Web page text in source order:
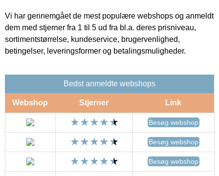
Vi har gennemgået de mest populære webshops og anmeldt
dem med stjerner fra 1 til 5 ud fra bl.a. deres prisniveau,
sortimentstørrelse, kundeservice, brugervenlighed,
betingelser, leveringsformer og betalingsmuligheder.
Bedst anmeldte webshops
Webshop Stjerner Link
Besøg webshop
Besøg webshop
Besøg webshop